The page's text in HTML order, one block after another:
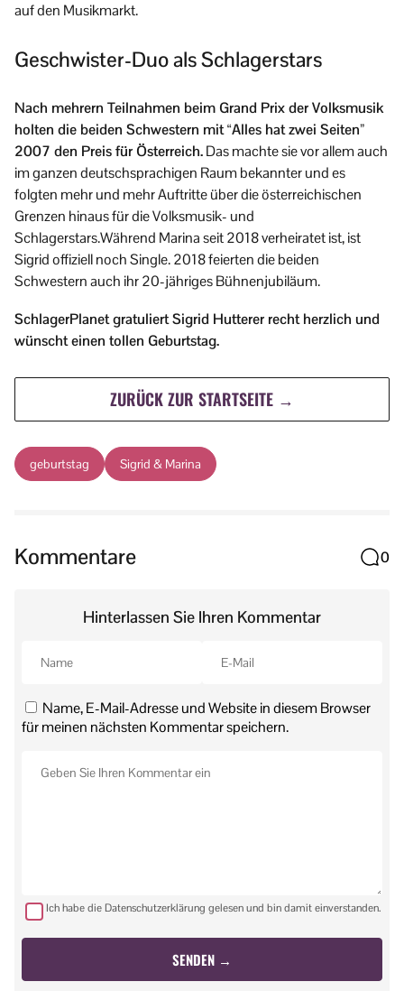
auf den Musikmarkt.
Geschwister-Duo als Schlagerstars
Nach mehrern Teilnahmen beim Grand Prix der Volksmusik
holten die beiden Schwestern mit “Alles hat zwei Seiten”
2007 den Preis für Österreich.Das machte sie vor allem auch
im ganzen deutschsprachigen Raum bekannter und es
folgten mehr und mehr Auftritte über die österreichischen
Grenzen hinaus für die Volksmusik- und
Schlagerstars.Während Marina seit 2018 verheiratet ist, ist
Sigrid offiziell noch Single. 2018 feierten die beiden
Schwestern auch ihr 20-jähriges Bühnenjubiläum.
SchlagerPlanet gratuliert Sigrid Hutterer recht herzlich und
wünscht einen tollen Geburtstag.
ZURÜCK ZUR STARTSEITE →
geburtstag Sigrid & Marina
Kommentare 0
Hinterlassen Sie Ihren Kommentar
Name, E-Mail-Adresse und Website in diesem Browser
für meinen nächsten Kommentar speichern.
Ich habe die Datenschutzerklärung gelesen und bin damit einverstanden.